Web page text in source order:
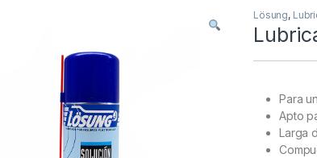
Lösung,
Para
Apto
Larga